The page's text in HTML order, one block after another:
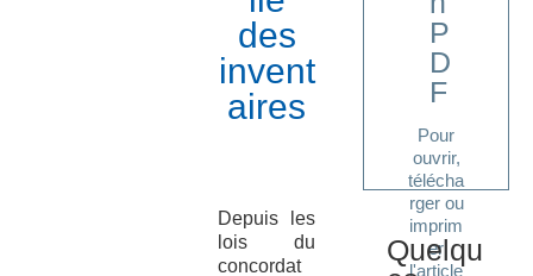
des
invent
aires
Depuis les
lois du
concordat
P
D
F
Pour
ouvrir,
télécha
rger ou
imprim
er
l'article
Cliquer
Quelqu